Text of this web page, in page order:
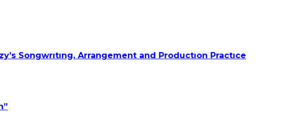
Songwrıtıng, Arrangement and Productıon Practıce